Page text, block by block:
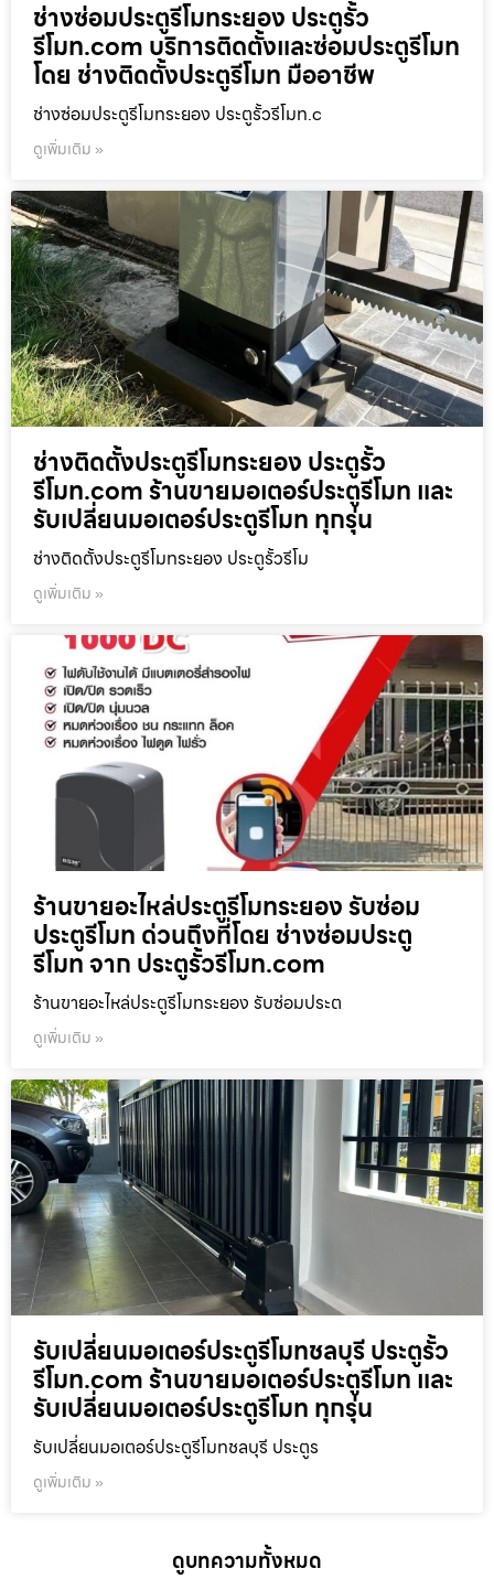
ช่างซ่อมประตูรีโมทระยอง ประตูรั้ว
รีโมท.com บริการติดตั้งและซ่อมประตูรีโมท
โดย ช่างติดตั้งประตูรีโมท มืออาชีพ
ช่างซ่อมประตูรีโมทระยอง ประตูรั้วรีโมท.c
ดูเพิ่มเติม »
ช่างติดตั้งประตูรีโมทระยอง ประตูรั้ว
รีโมท.com ร้านขายมอเตอร์ประตูรีโมท และ
รับเปลี่ยนมอเตอร์ประตูรีโมท ทุกรุ่น
ช่างติดตั้งประตูรีโมทระยอง ประตูรั้วรีโม
ดูเพิ่มเติม »
ร้านขายอะไหล่ประตูรีโมทระยอง รับซ่อม
ประตูรีโมท ด่วนถึงที่โดย ช่างซ่อมประตู
รีโมท จาก ประตูรั้วรีโมท.com
ร้านขายอะไหล่ประตูรีโมทระยอง รับซ่อมประต
ดูเพิ่มเติม »
รับเปลี่ยนมอเตอร์ประตูรีโมทชลบุรี ประตูรั้ว
รีโมท.com ร้านขายมอเตอร์ประตูรีโมท และ
รับเปลี่ยนมอเตอร์ประตูรีโมท ทุกรุ่น
รับเปลี่ยนมอเตอร์ประตูรีโมทชลบุรี ประตูร
ดูเพิ่มเติม »
ดูบทความทั้งหมด